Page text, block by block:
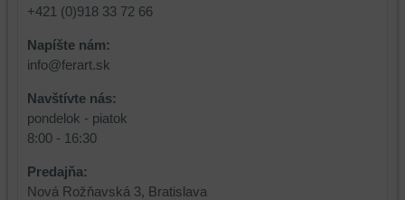
+421 (0)918 33 72 66
Napíšte nám:
info@ferart.sk
Navštívte nás:
pondelok - piatok
8:00 - 16:30
Predajňa:
Nová Rožňavská 3, Bratislava